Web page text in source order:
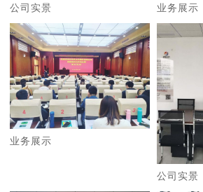
公司实景 业务展示
业务展示
公司实景